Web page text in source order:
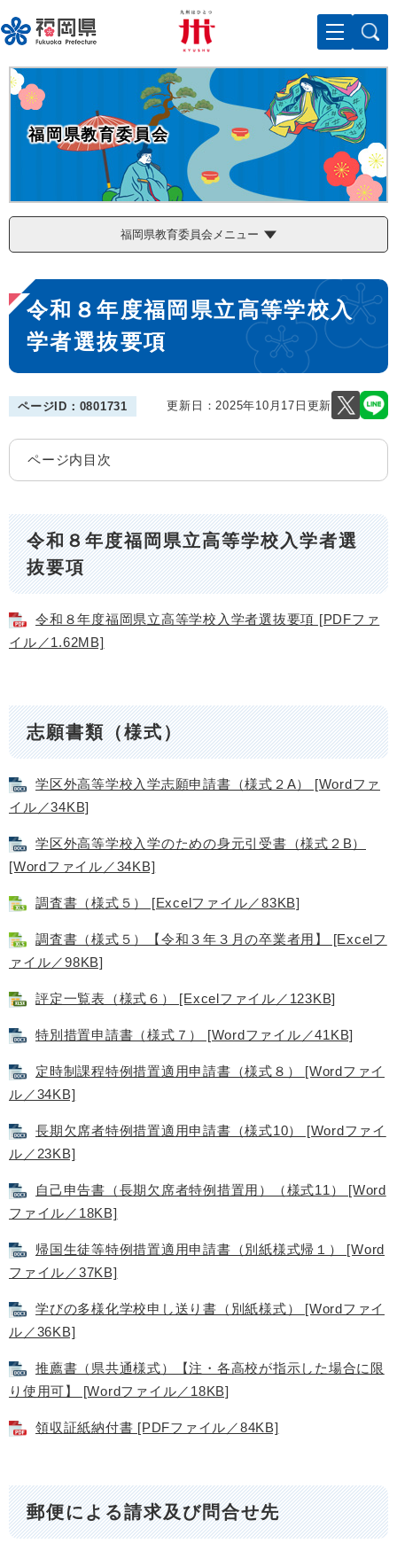
ー
ジ
の
先
メニューを飛ばして本文へ
福岡県教育委員会
福岡県教育委員会メニュー
本
文
令和８年度福岡県立高等学校入
学者選抜要項
ページID：0801731 更新日：2025年10月17日更新
ページ内目次
令和８年度福岡県立高等学校入学者選
抜要項
令和８年度福岡県立高等学校入学者選抜要項 [PDFファ
イル／1.62MB]
志願書類（様式）
学区外高等学校入学志願申請書（様式２A） [Wordファ
イル／34KB]
学区外高等学校入学のための身元引受書（様式２B）
[Wordファイル／34KB]
調査書（様式５） [Excelファイル／83KB]
調査書（様式５）【令和３年３月の卒業者用】 [Excelフ
ァイル／98KB]
評定一覧表（様式６） [Excelファイル／123KB]
特別措置申請書（様式７） [Wordファイル／41KB]
定時制課程特例措置適用申請書（様式８） [Wordファイ
ル／34KB]
長期欠席者特例措置適用申請書（様式10） [Wordファイ
ル／23KB]
自己申告書（長期欠席者特例措置用）（様式11） [Word
ファイル／18KB]
帰国生徒等特例措置適用申請書（別紙様式帰１） [Word
ファイル／37KB]
学びの多様化学校申し送り書（別紙様式） [Wordファイ
ル／36KB]
推薦書（県共通様式）【注・各高校が指示した場合に限
り使用可】 [Wordファイル／18KB]
領収証紙納付書 [PDFファイル／84KB]
郵便による請求及び問合せ先